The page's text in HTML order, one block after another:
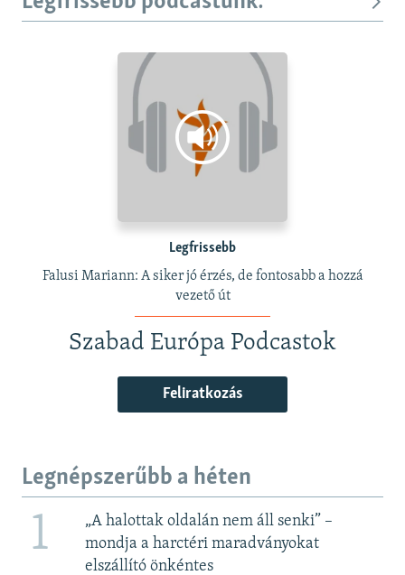
Legfrissebb
Falusi Mariann: A siker jó érzés, de fontosabb a hozzá
vezető út
Szabad Európa Podcastok
Feliratkozás
Legnépszerűbb a héten
1
„A halottak oldalán nem áll senki” –
mondja a harctéri maradványokat
elszállító önkéntes